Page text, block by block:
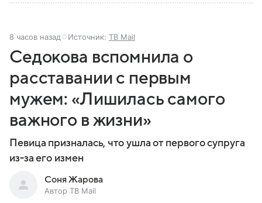
8 часов назад Источник: ТВ Mail
Седокова вспомнила о
расставании с первым
мужем: «Лишилась самого
важного в жизни»
Певица призналась, что ушла от первого супруга
из-за его измен
Соня Жарова
Автор ТВ Mail